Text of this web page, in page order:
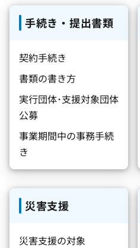
手続き・提出書類
契約手続き
書類の書き方
実行団体･支援対象団体
公募
事業期間中の事務手続
き
災害支援
災害支援の対象